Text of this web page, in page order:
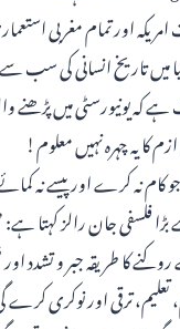
اور تمام مغربی
میں تاریخ انسانی کی
یونیورسٹی میں پڑھنے
کا یہ چہرہ نہیں معلوم!
نہ کرے اور پیسے نہ
فلسفی جان رالز کہتا
کا طریقہ جبر و تشدد
تعلیم، ترقی اور نوکری